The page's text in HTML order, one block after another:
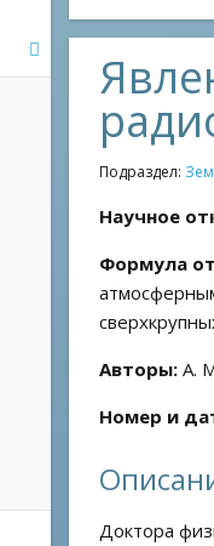
Подраздел:
Научное
Формула
Авторы: А.
Номер и
Доктора